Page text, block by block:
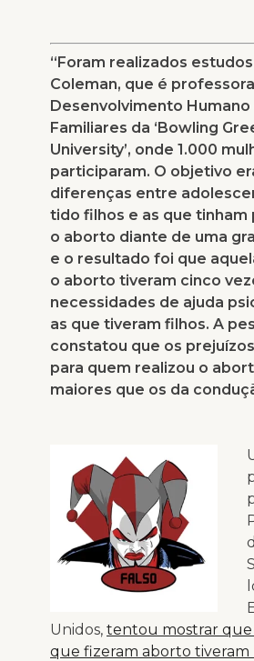
“Foram realizados
Coleman, que é
Desenvolvimento Humano
Familiares da ‘Bowling
University’, onde 1.000
participaram. O objetivo
diferenças entre
tido filhos e as que tinham
o aborto diante de uma
e o resultado foi que
o aborto tiveram cinco
necessidades de ajuda
as que tiveram filhos. A
constatou que os
para quem realizou o
maiores que os da
Unidos, tentou mostrar que
que fizeram aborto tiveram